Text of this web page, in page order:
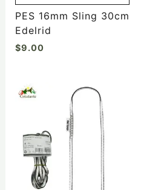
PES 16mm Sling 30cm
Edelrid
$9.00